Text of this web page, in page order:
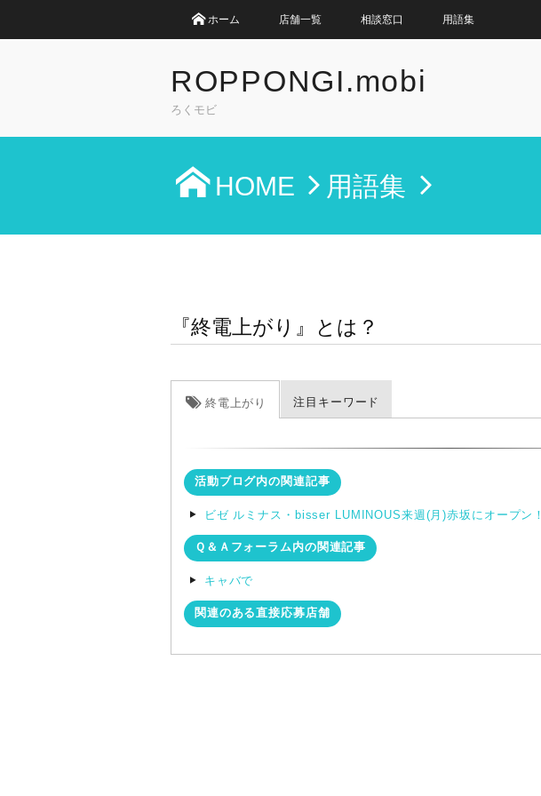
ホーム 店舗一覧 相談窓口 用語集
ROPPONGI.mobi
ろくモビ
HOME 用語集
『終電上がり』とは？
終電上がり 注目キーワード
活動ブログ内の関連記事
ビゼ ルミナス・bisser LUMINOUS来週(月)赤坂にオープン！
Ｑ＆Ａフォーラム内の関連記事
キャバで
関連のある直接応募店舗